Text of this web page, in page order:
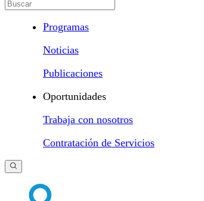
Programas
Noticias
Publicaciones
Oportunidades
Trabaja con nosotros
Contratación de Servicios